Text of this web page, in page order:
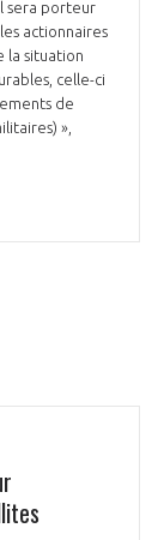
sera porteur
actionnaires
la situation
celle-ci
de
»,